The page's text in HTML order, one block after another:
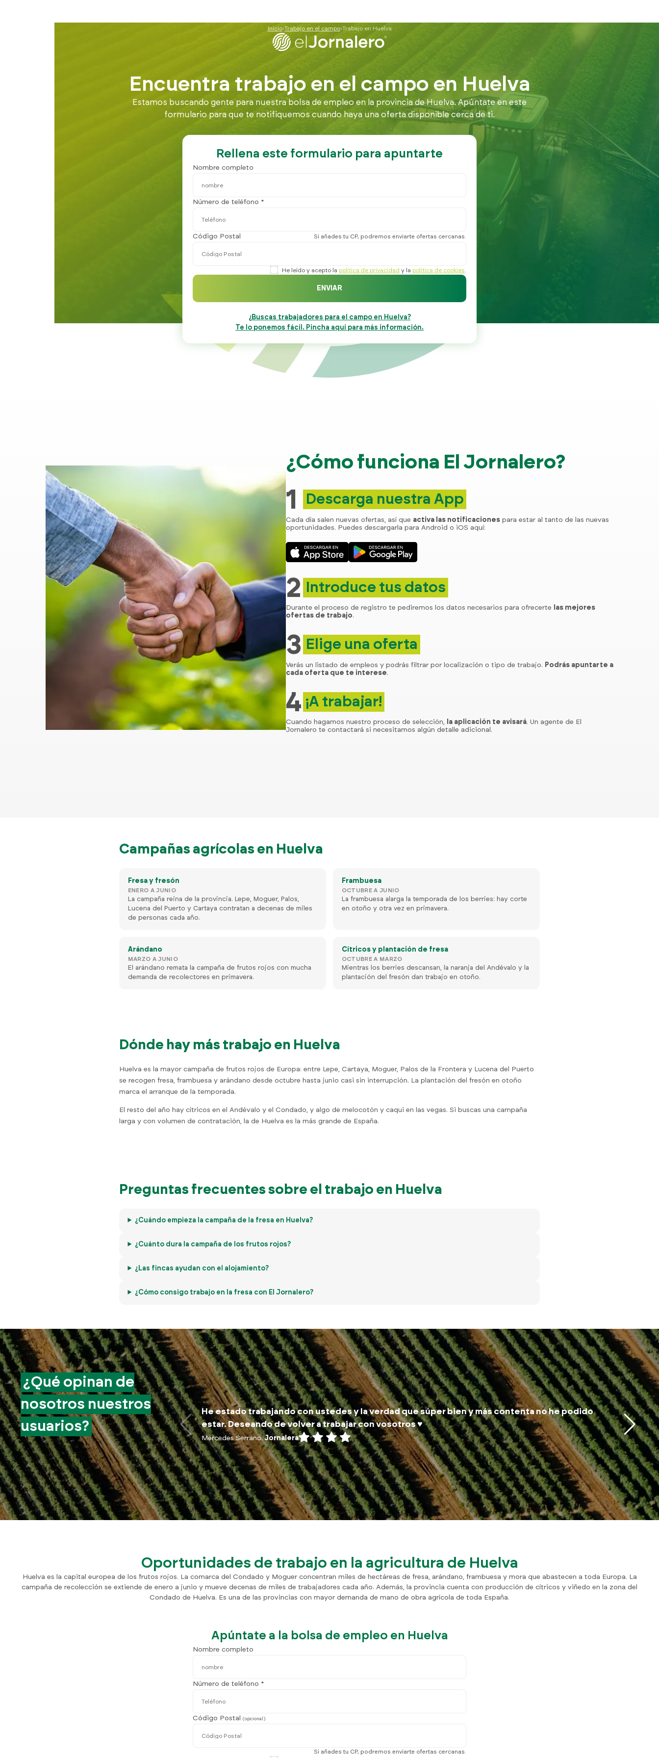
Inicio Trabajo en el campo Trabajo en Huelva
Encuentra trabajo en el campo en Huelva
Estamos buscando gente para nuestra bolsa de empleo en la provincia de Huelva. Apúntate en este
formulario para que te notifiquemos cuando haya una oferta disponible cerca de ti.
Rellena este formulario para apuntarte
Nombre completo
Número de teléfono *
Código Postal Si añades tu CP, podremos enviarte ofertas cercanas.
He leído y acepto la política de privacidad y la política de cookies
ENVIAR
¿Buscas trabajadores para el campo en Huelva?
Te lo ponemos fácil. Pincha aquí para más información.
¿Cómo funciona El Jornalero?
1 Descarga nuestra App
Cada día salen nuevas ofertas, así que activa las notificaciones para estar al tanto de las nuevas
oportunidades. Puedes descargarla para Android o iOS aquí:
2 Introduce tus datos
Durante el proceso de registro te pediremos los datos necesarios para ofrecerte
las mejores
ofertas de trabajo.
3 Elige una oferta
Verás un listado de empleos y podrás filtrar por localización o tipo de trabajo. Podrás apuntarte a
cada oferta que te interese.
4 ¡A trabajar!
Cuando hagamos nuestro proceso de selección, la aplicación te avisará. Un agente de El
Jornalero te contactará si necesitamos algún detalle adicional.
Campañas agrícolas en Huelva
Fresa y fresón
ENERO A JUNIO
La campaña reina de la provincia. Lepe, Moguer, Palos,
Lucena del Puerto y Cartaya contratan a decenas de miles
de personas cada año.
Frambuesa
OCTUBRE A JUNIO
La frambuesa alarga la temporada de los berries: hay corte
en otoño y otra vez en primavera.
Arándano
MARZO A JUNIO
El arándano remata la campaña de frutos rojos con mucha
demanda de recolectores en primavera.
Cítricos y plantación de fresa
OCTUBRE A MARZO
Mientras los berries descansan, la naranja del Andévalo y la
plantación del fresón dan trabajo en otoño.
Dónde hay más trabajo en Huelva
Huelva es la mayor campaña de frutos rojos de Europa: entre Lepe, Cartaya, Moguer, Palos de la Frontera y Lucena del Puerto
se recogen fresa, frambuesa y arándano desde octubre hasta junio casi sin interrupción. La plantación del fresón en otoño
marca el arranque de la temporada.
El resto del año hay cítricos en el Andévalo y el Condado, y algo de melocotón y caqui en las vegas. Si buscas una campaña
larga y con volumen de contratación, la de Huelva es la más grande de España.
Preguntas frecuentes sobre el trabajo en Huelva
¿Cuándo empieza la campaña de la fresa en Huelva?
¿Cuánto dura la campaña de los frutos rojos?
¿Las fincas ayudan con el alojamiento?
¿Cómo consigo trabajo en la fresa con El Jornalero?
¿Qué opinan de
nosotros nuestros
usuarios?
He estado trabajando con ustedes y la verdad que súper bien y más contenta no he podido
estar. Deseando de volver a trabajar con vosotros ♥️
Mercedes Serrano.Jornalera
Me he
Bazan.
Oportunidades de trabajo en la agricultura de Huelva
Huelva es la capital europea de los frutos rojos. La comarca del Condado y Moguer concentran miles de hectáreas de fresa, arándano, frambuesa y mora que abastecen a toda Europa. La
campaña de recolección se extiende de enero a junio y mueve decenas de miles de trabajadores cada año. Además, la provincia cuenta con producción de cítricos y viñedo en la zona del
Condado de Huelva. Es una de las provincias con mayor demanda de mano de obra agrícola de toda España.
Apúntate a la bolsa de empleo en Huelva
Nombre completo
Número de teléfono *
Código Postal (opcional)
Si añades tu CP, podremos enviarte ofertas cercanas.